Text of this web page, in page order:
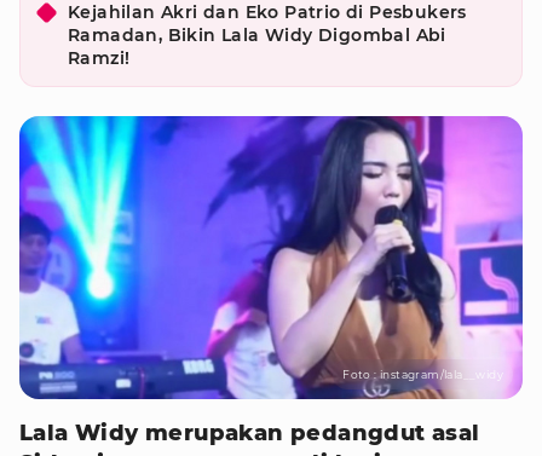
Kejahilan Akri dan Eko Patrio di Pesbukers
Ramadan, Bikin Lala Widy Digombal Abi
Ramzi!
Foto : instagram/lala__widy
Lala Widy merupakan pedangdut asal